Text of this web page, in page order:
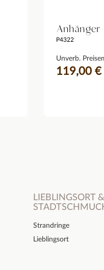
Anhänger
P4322
Unverb.
119,00 €
LIEBLINGSORT &
Strandringe
Lieblingsort